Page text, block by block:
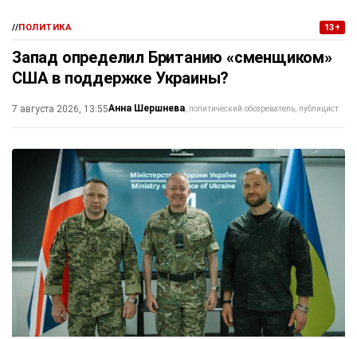
//ПОЛИТИКА 13+
Запад определил Британию «сменщиком»
США в поддержке Украины?
7 августа 2026, 13:55Анна Шершнева политический обозреватель, публицист